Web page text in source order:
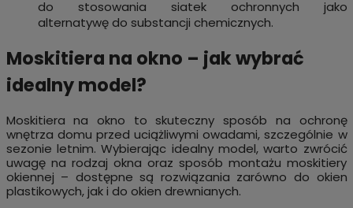
do stosowania siatek ochronnych jako
alternatywę do substancji chemicznych.
Moskitiera na okno – jak wybrać
idealny model?
Moskitiera na okno to skuteczny sposób na ochronę
wnętrza domu przed uciążliwymi owadami, szczególnie w
sezonie letnim. Wybierając idealny model, warto zwrócić
uwagę na rodzaj okna oraz sposób montażu moskitiery
okiennej – dostępne są rozwiązania zarówno do okien
plastikowych, jak i do okien drewnianych.